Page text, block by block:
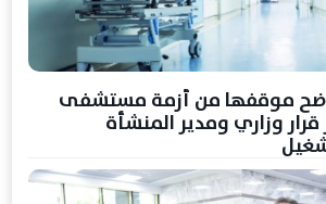
توضح موقفها من أزمة مستشفى
قرار وزاري ومدير المنشأة